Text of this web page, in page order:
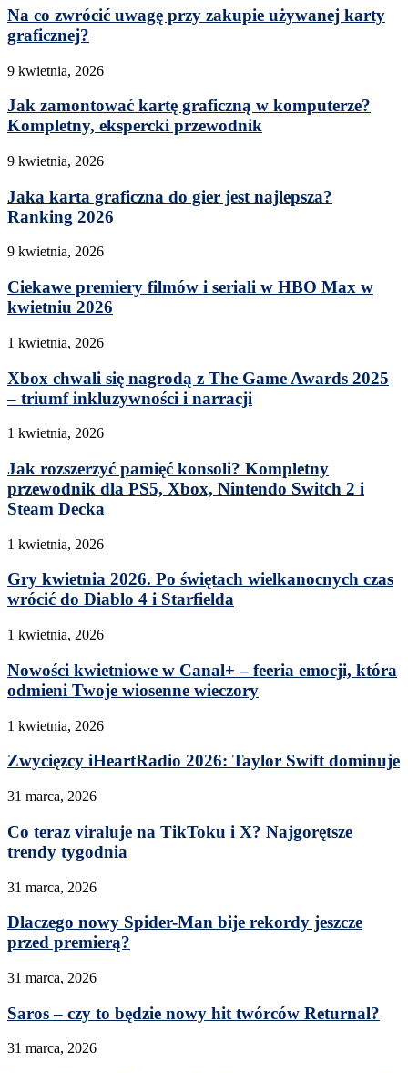
Na co zwrócić uwagę przy zakupie używanej karty
graficznej?
9 kwietnia, 2026
Jak zamontować kartę graficzną w komputerze?
Kompletny, ekspercki przewodnik
9 kwietnia, 2026
Jaka karta graficzna do gier jest najlepsza?
Ranking 2026
9 kwietnia, 2026
Ciekawe premiery filmów i seriali w HBO Max w
kwietniu 2026
1 kwietnia, 2026
Xbox chwali się nagrodą z The Game Awards 2025
– triumf inkluzywności i narracji
1 kwietnia, 2026
Jak rozszerzyć pamięć konsoli? Kompletny
przewodnik dla PS5, Xbox, Nintendo Switch 2 i
Steam Decka
1 kwietnia, 2026
Gry kwietnia 2026. Po świętach wielkanocnych czas
wrócić do Diablo 4 i Starfielda
1 kwietnia, 2026
Nowości kwietniowe w Canal+ – feeria emocji, która
odmieni Twoje wiosenne wieczory
1 kwietnia, 2026
Zwycięzcy iHeartRadio 2026: Taylor Swift dominuje
31 marca, 2026
Co teraz viraluje na TikToku i X? Najgorętsze
trendy tygodnia
31 marca, 2026
Dlaczego nowy Spider-Man bije rekordy jeszcze
przed premierą?
31 marca, 2026
Saros – czy to będzie nowy hit twórców Returnal?
31 marca, 2026